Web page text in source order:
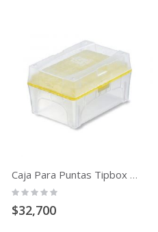
Caja Para Puntas Tipbox Vacía Con Gradilla
Rating:
0%
$32,700